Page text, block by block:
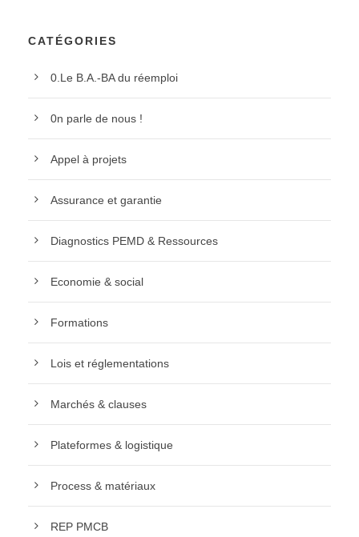
CATÉGORIES
0.Le B.A.-BA du réemploi
0n parle de nous !
Appel à projets
Assurance et garantie
Diagnostics PEMD & Ressources
Economie & social
Formations
Lois et réglementations
Marchés & clauses
Plateformes & logistique
Process & matériaux
REP PMCB